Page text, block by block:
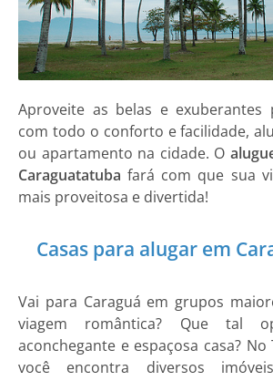
Aproveite as belas e exuberantes
com todo o conforto e facilidade,
ou apartamento na cidade. O
Caraguatatuba fará com que sua
mais proveitosa e divertida!
Casas para alugar em
Vai para Caraguá em grupos
viagem romântica? Que tal
aconchegante e espaçosa casa?
você encontra diversos